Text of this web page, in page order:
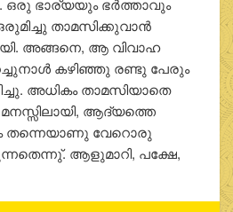
ഒരു ഭാര്യയും ഭര്‍ത്താവും
താമസിക്കുവാന്‍
അങ്ങനെ, ആ വിവാഹ
കഴിഞ്ഞു രണ്ടു പേരും
അധികം താമസിയാതെ
ആദ്യത്തെ
തന്നെയാണു വേറൊരു
ആളുമാറി, പക്ഷേ,